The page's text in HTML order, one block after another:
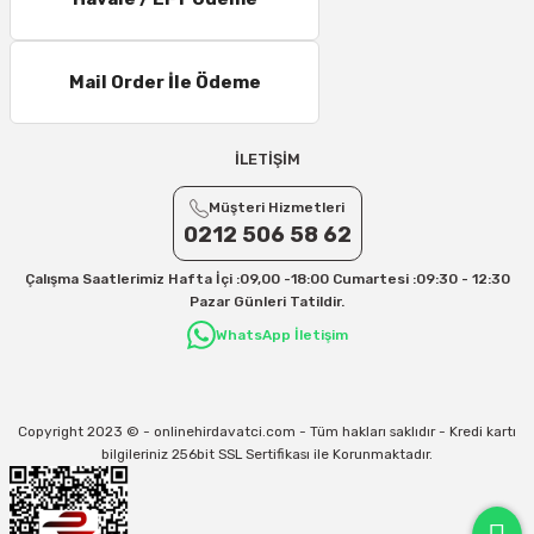
11 – 15 Desi/Kg= 245,50 TL- 347,40 TL
16 – 20 Desi/Kg= 307,50 TL- 371,80 TL
21 – 25 Desi/Kg= 357,90 TL-- 397,40 TL
Yurtiçi Kargo için 30 Desi sonrası her +1 Desi: 13 TL
Aras Kargo için 30 Desi sonrası her +1 Desi: 17 TL
Kargo ve teslimat süreçleriyle ilgili tüm sorularınız için bizimle iletişime
31/12/2026 Tarihine Kadar Geçerlidir
Mail Order İle Ödeme
İLETİŞİM
Müşteri Hizmetleri
0212 506 58 62
Çalışma Saatlerimiz Hafta İçi :09,00 -18:00 Cumartesi :09:30 - 12:30
Pazar Günleri Tatildir.
WhatsApp İletişim
Copyright 2023 © - onlinehirdavatci.com - Tüm hakları saklıdır - Kredi kartı
bilgileriniz 256bit SSL Sertifikası ile Korunmaktadır.